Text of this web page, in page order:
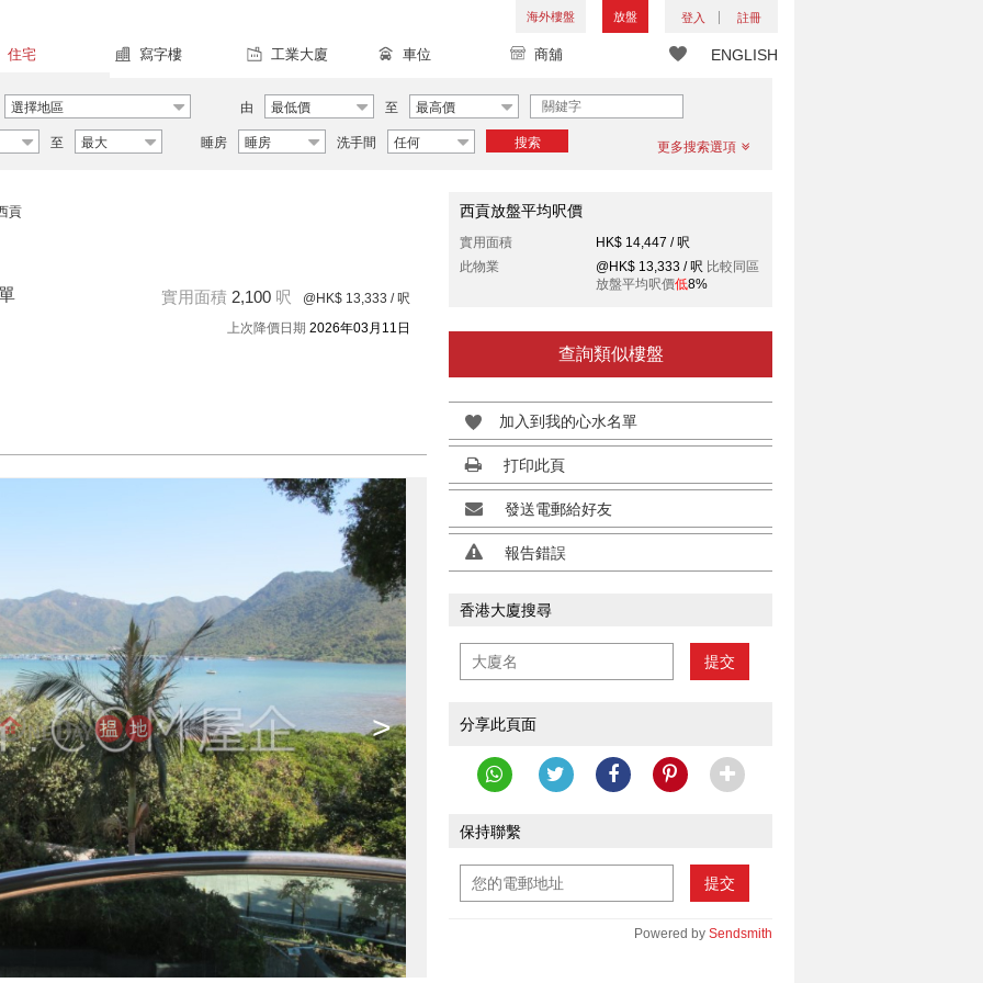
海外樓盤 放盤 登入 註冊
ENGLISH
住宅 寫字樓 工業大廈 車位 商舖
選擇地區 由 最低價 至 最高價
至 最大 睡房 睡房 洗手間 任何 搜索 更多搜索選項
貢
實用面積 2,100 呎 @HK$ 13,333 / 呎
上次降價日期 2026年03月11日
>
西貢放盤平均呎價
實用面積
HK$ 14,447 / 呎
此物業
@HK$ 13,333 / 呎 比較同區
放盤平均呎價低8%
查詢類似樓盤
加入到我的心水名單
打印此頁
發送電郵給好友
報告錯誤
香港大廈搜尋
提交
分享此頁面
保持聯繫
提交
Powered by Sendsmith